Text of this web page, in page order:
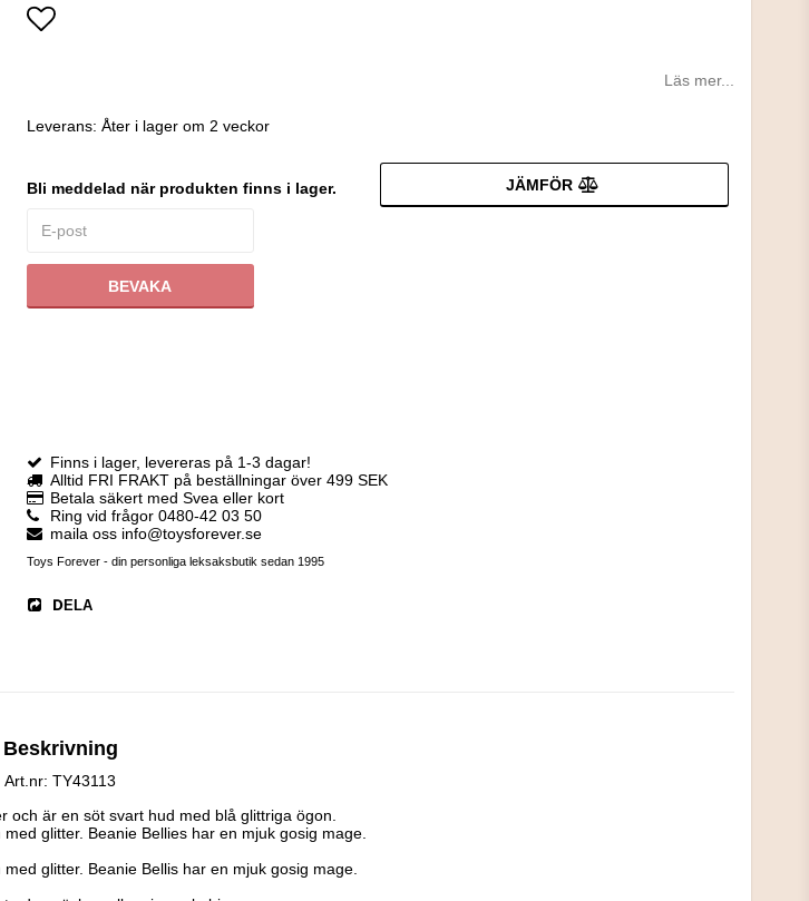
Läs mer...
Leverans: Åter i lager om 2 veckor
Bli meddelad när produkten finns i lager.
BEVAKA
JÄMFÖR
Finns i lager, levereras på 1-3 dagar!
Alltid FRI FRAKT på beställningar över 499 SEK
Betala säkert med Svea eller kort
Ring vid frågor 0480-42 03 50
maila oss info@toysforever.se
Toys Forever - din personliga leksaksbutik sedan 1995
DELA
Beskrivning
Art.nr: TY43113
är en söt svart hud med blå glittriga ögon.
glitter. Beanie Bellies har en mjuk gosig mage.
glitter. Beanie Bellis har en mjuk gosig mage.